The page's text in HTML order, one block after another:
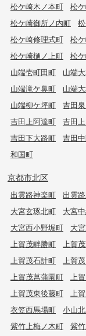
松ケ崎木ノ本町
松
松ケ崎御所ノ内町
松ケ崎修理式町
松
松ケ崎樋ノ上町
松
山端壱町田町
山端
山端滝ケ鼻町
山端
山端柳ケ坪町
吉田
吉田上阿達町
吉田
吉田下大路町
吉田
和国町
京都市北区
出雲路神楽町 出雲
大宮玄琢北町
大宮
大宮西小野堀町
大
上賀茂畔勝町
上賀
上賀茂石計町
上賀
上賀茂菖蒲園町
上
上賀茂東後藤町
上
衣笠西馬場町
小山
紫竹上梅ノ木町
紫